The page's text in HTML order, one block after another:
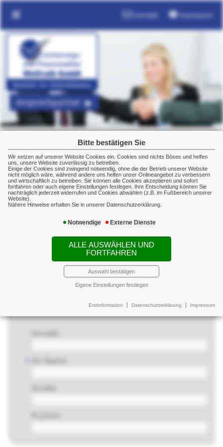
Bitte bestätigen Sie
Wir setzen auf unserer Website Cookies ein. Cookies sind nichts Böses und helfen
uns, unsere Website zuverlässig zu betreiben.
Einige der Cookies sind zwingend notwendig, ohne die der Betrieb unserer Website
nicht möglich wäre, während andere uns helfen unser Onlineangebot zu verbessern
und wirtschaftlich zu betreiben. Sie können alle Cookies akzeptieren und sofort
fortfahren oder auch eigene Einstellungen festlegen. Ihre Entscheidung können Sie
nachträglich jederzeit widerrufen und Cookies abwählen (z.B. im Fußbereich unserer
Website).
Nähere Hinweise erhalten Sie in unserer Datenschutzerklärung.
Notwendige Externe Dienste
ALLE AUSWÄHLEN UND
FORTFAHREN
Auswahl bestätigen
Eigene Einstellungen festlegen
Erstinformation Datenschutzerklärung Impressum
Kontakt Impressum
Ansprechpartner
Kontaktformular
Hier können Sie schnell und sicher mit uns in Kontakt
treten.
Bahnhofstraße 14a
95466 Weidenberg
+49 9278 501
+49 9278 774146
info@makler-buero.eu